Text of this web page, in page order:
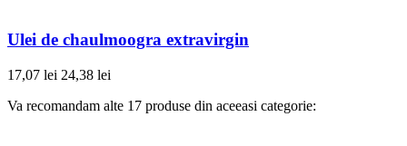
Ulei de chaulmoogra extravirgin
17,07 lei 24,38 lei
Va recomandam alte 17 produse din aceeasi categorie: